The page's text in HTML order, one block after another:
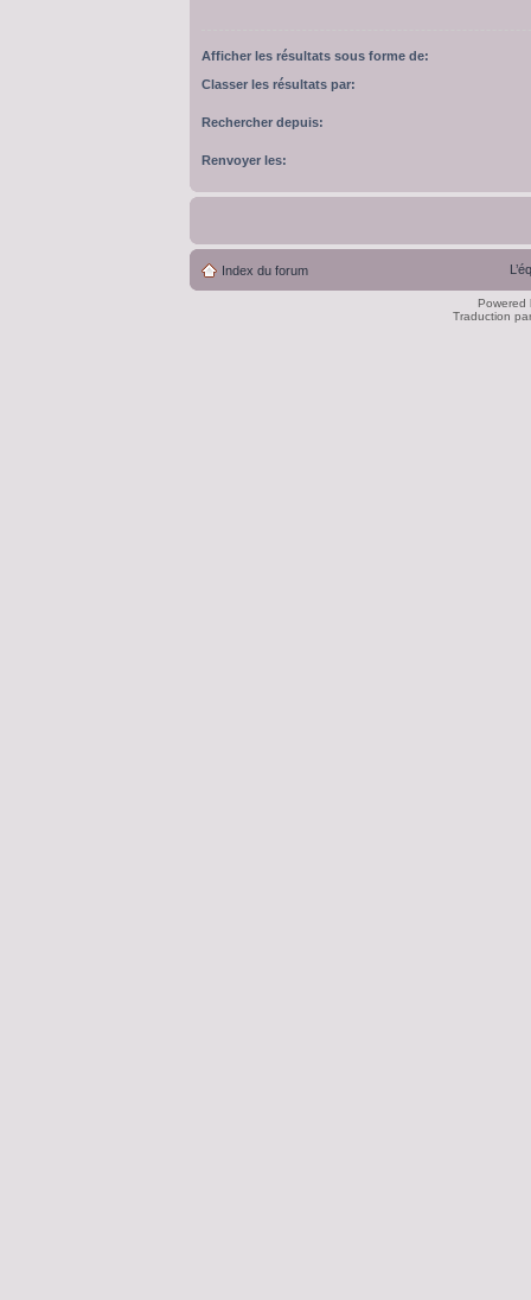
Afficher les résultats sous forme de:
Classer les résultats par:
Rechercher depuis:
Renvoyer les:
Index du forum
Powered
Traduction